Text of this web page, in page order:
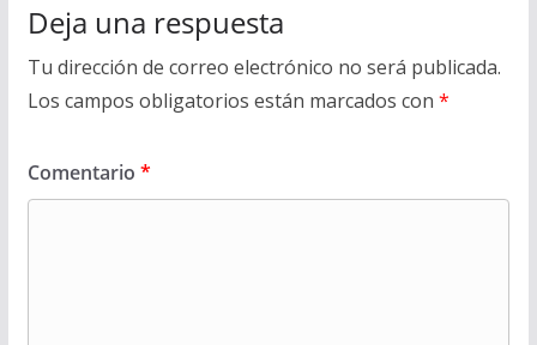
Deja una respuesta
Tu dirección de correo electrónico no será publicada.
Los campos obligatorios están marcados con *
Comentario *